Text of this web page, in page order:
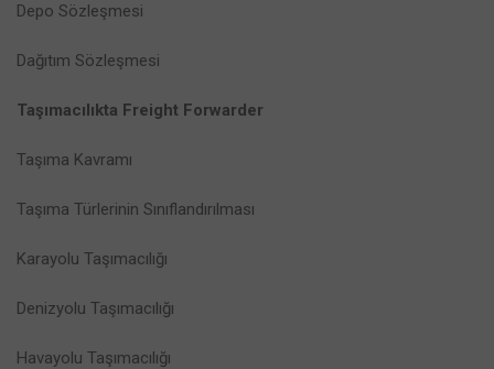
Depo Sözleşmesi
Dağıtım Sözleşmesi
Taşımacılıkta Freight Forwarder
Taşıma Kavramı
Taşıma Türlerinin Sınıflandırılması
Karayolu Taşımacılığı
Denizyolu Taşımacılığı
Havayolu Taşımacılığı